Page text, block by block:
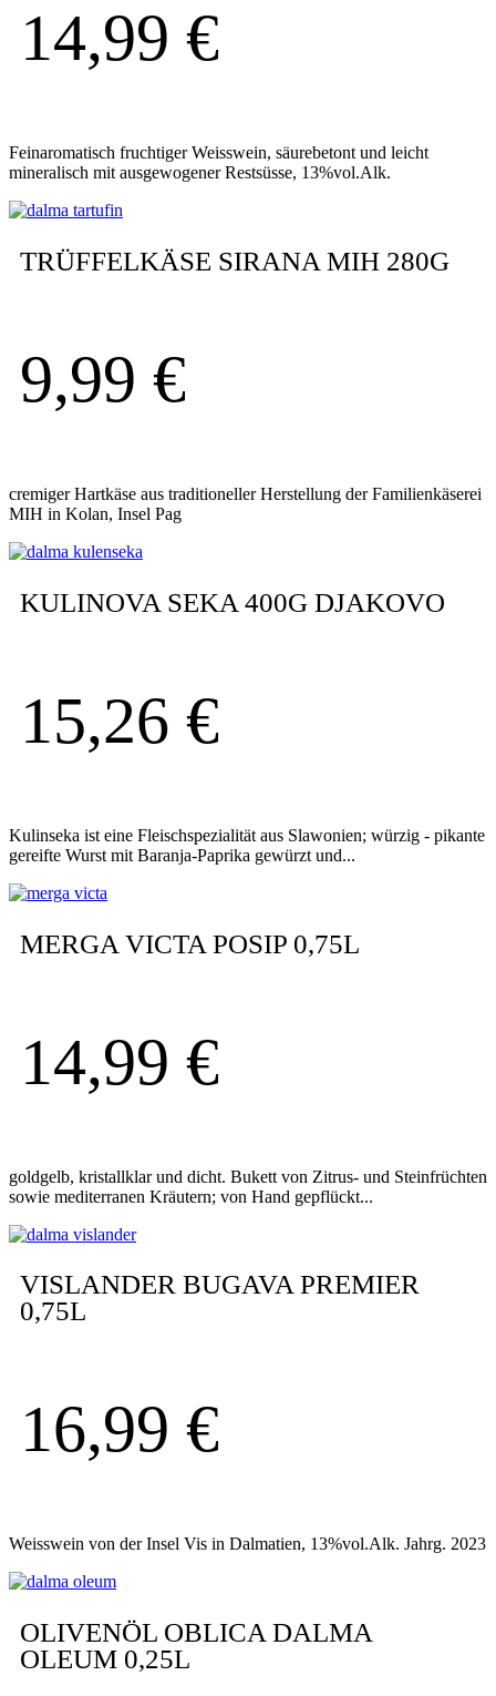
14,99 €
Feinaromatisch fruchtiger Weisswein, säurebetont und leicht
mineralisch mit ausgewogener Restsüsse, 13%vol.Alk.
TRÜFFELKÄSE SIRANA MIH 280G
9,99 €
cremiger Hartkäse aus traditioneller Herstellung der Familienkäserei
MIH in Kolan, Insel Pag
KULINOVA SEKA 400G DJAKOVO
15,26 €
Kulinseka ist eine Fleischspezialität aus Slawonien; würzig - pikante
gereifte Wurst mit Baranja-Paprika gewürzt und...
MERGA VICTA POSIP 0,75L
14,99 €
goldgelb, kristallklar und dicht. Bukett von Zitrus- und Steinfrüchten
sowie mediterranen Kräutern; von Hand gepflückt...
VISLANDER BUGAVA PREMIER
0,75L
16,99 €
Weisswein von der Insel Vis in Dalmatien, 13%vol.Alk. Jahrg. 2023
OLIVENÖL OBLICA DALMA
OLEUM 0,25L